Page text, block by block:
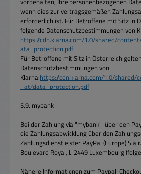
wenn dies zur vertragsgemäßen
erforderlich ist. Für Betroffene mit Sitz in
folgende Datenschutzbestimmungen von
https://cdn.klarna.com/1.0/shared/
ata_protection.pdf
Für Betroffene mit Sitz in Österreich
Datenschutzbestimmungen von
Klarna:https://cdn.klarna.com/1.0/
_at/data_protection.pdf
5.9. mybank
Bei der Zahlung via "mybank" über den
die Zahlungsabwicklung über den
Zahlungsdienstleister PayPal (Europe) S.à
Boulevard Royal, L-2449 Luxembourg
Nähere Informationen zum Paypal-